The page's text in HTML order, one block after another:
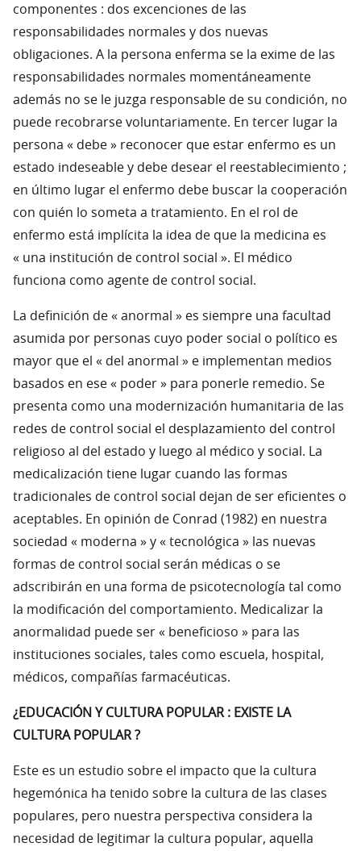
componentes : dos excenciones de las
responsabilidades normales y dos nuevas
obligaciones. A la persona enferma se la exime de las
responsabilidades normales momentáneamente
además no se le juzga responsable de su condición, no
puede recobrarse voluntariamente. En tercer lugar la
persona « debe » reconocer que estar enfermo es un
estado indeseable y debe desear el reestablecimiento ;
en último lugar el enfermo debe buscar la cooperación
con quién lo someta a tratamiento. En el rol de
enfermo está implícita la idea de que la medicina es
« una institución de control social ». El médico
funciona como agente de control social.
La definición de « anormal » es siempre una facultad
asumida por personas cuyo poder social o político es
mayor que el « del anormal » e implementan medios
basados en ese « poder » para ponerle remedio. Se
presenta como una modernización humanitaria de las
redes de control social el desplazamiento del control
religioso al del estado y luego al médico y social. La
medicalización tiene lugar cuando las formas
tradicionales de control social dejan de ser eficientes o
aceptables. En opinión de Conrad (1982) en nuestra
sociedad « moderna » y « tecnológica » las nuevas
formas de control social serán médicas o se
adscribirán en una forma de psicotecnología tal como
la modificación del comportamiento. Medicalizar la
anormalidad puede ser « beneficioso » para las
instituciones sociales, tales como escuela, hospital,
médicos, compañías farmacéuticas.
¿EDUCACIÓN Y CULTURA POPULAR : EXISTE LA
CULTURA POPULAR ?
Este es un estudio sobre el impacto que la cultura
hegemónica ha tenido sobre la cultura de las clases
populares, pero nuestra perspectiva considera la
necesidad de legitimar la cultura popular, aquella